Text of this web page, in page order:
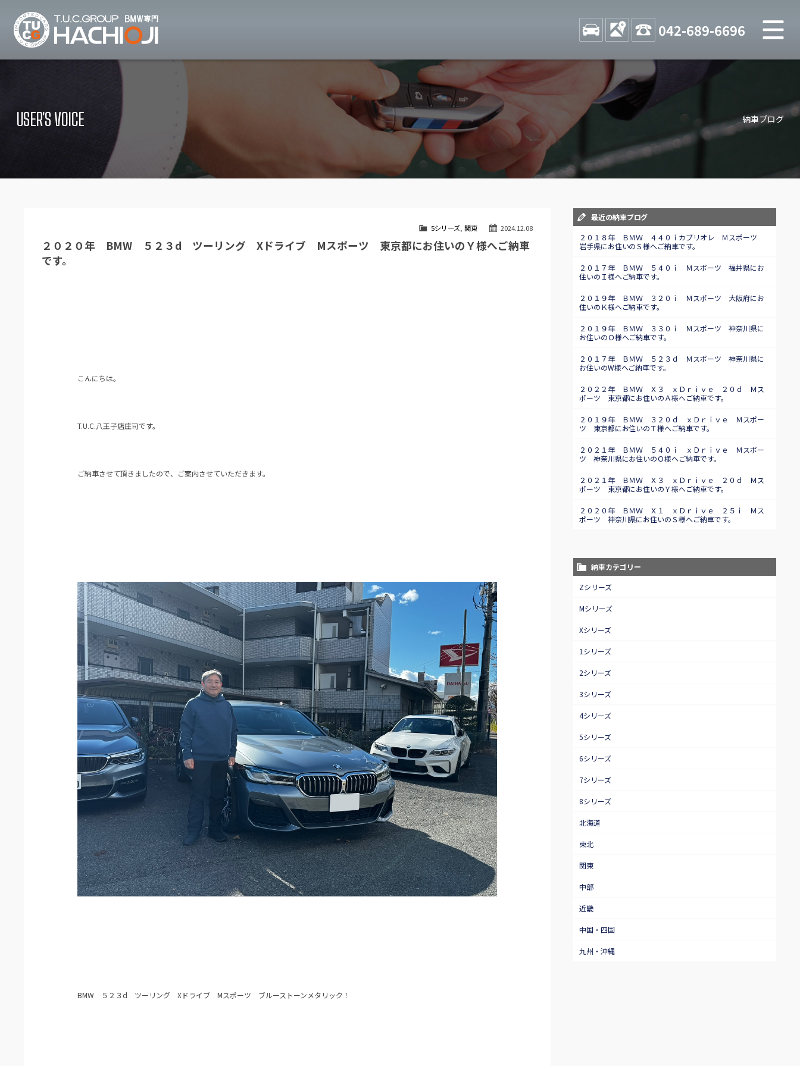
STOCK ACCESS 042-689-6696
目玉車両一覧
Features Stock list
店舗紹介
保証＆サービス 全国納車
Delivery service
買取無料査定
スタッフblog
Staff blog
会社概要
Company
USER'S VOICE 納車ブログ
2024.12.08
5シリーズ, 関東
２０２０年 BMW ５２３d ツーリング Xドライブ Mスポーツ 東京都にお住いのＹ様へご納車
です。
こんにちは。
T.U.C.八王子店庄司です。
ご納車させて頂きましたので、ご案内させていただきます。
BMW ５２３d ツーリング Xドライブ Mスポーツ ブルーストーンメタリック！
最近の納車ブログ
２０１８年 ＢＭＷ ４４０ｉカブリオレ Ｍスポーツ
岩手県にお住いのＳ様へご納車です。
２０１７年 ＢＭＷ ５４０ｉ Ｍスポーツ 福井県にお
住いのＩ様へご納車です。
２０１９年 ＢＭＷ ３２０ｉ Ｍスポーツ 大阪府にお
住いのＫ様へご納車です。
２０１９年 ＢＭＷ ３３０ｉ Ｍスポーツ 神奈川県に
お住いのＯ様へご納車です。
２０１７年 ＢＭＷ ５２３ｄ Ｍスポーツ 神奈川県に
お住いのW様へご納車です。
２０２２年 ＢＭＷ Ｘ３ ｘＤｒｉｖｅ ２０ｄ Ｍス
ポーツ 東京都にお住いのＡ様へご納車です。
２０１９年 ＢＭＷ ３２０ｄ ｘＤｒｉｖｅ Ｍスポー
ツ 東京都にお住いのＴ様へご納車です。
２０２１年 ＢＭＷ ５４０ｉ ｘＤｒｉｖｅ Ｍスポー
ツ 神奈川県にお住いのＯ様へご納車です。
２０２１年 ＢＭＷ Ｘ３ ｘＤｒｉｖｅ ２０ｄ Ｍス
ポーツ 東京都にお住いのＹ様へご納車です。
２０２０年 ＢＭＷ Ｘ１ ｘＤｒｉｖｅ ２５ｉ Ｍス
ポーツ 神奈川県にお住いのＳ様へご納車です。
納車カテゴリー
Zシリーズ
Mシリーズ
Xシリーズ
1シリーズ
2シリーズ
3シリーズ
4シリーズ
5シリーズ
6シリーズ
7シリーズ
8シリーズ
北海道
東北
関東
中部
近畿
中国・四国
九州・沖縄